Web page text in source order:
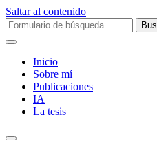
Saltar al contenido
Buscar:
Inicio
Sobre mí­
Publicaciones
IA
La tesis
Alternar